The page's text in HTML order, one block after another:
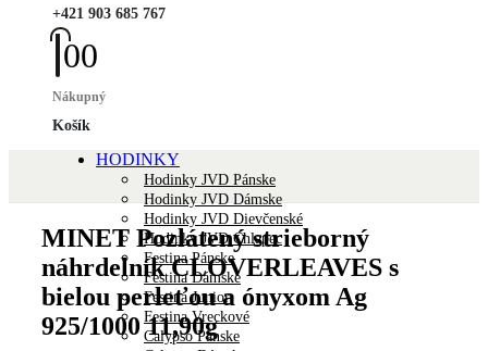
+421 903 685 767
00
Nákupný
Košík
HODINKY
Hodinky JVD Pánske
Hodinky JVD Dámske
Hodinky JVD Dievčenské
Hodinky JVD Chlapec
Festina Pánske
Festina Dámske
Festina Junior
Festina Vreckové
Calypso Pánske
MINET Pozlátený strieborný
náhrdelník CLOVERLEAVES s
bielou perleťou a ónyxom Ag
925/1000 11,90g